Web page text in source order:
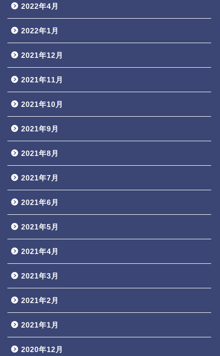
2022年4月
2022年1月
2021年12月
2021年11月
2021年10月
2021年9月
2021年8月
2021年7月
2021年6月
2021年5月
2021年4月
2021年3月
2021年2月
2021年1月
2020年12月